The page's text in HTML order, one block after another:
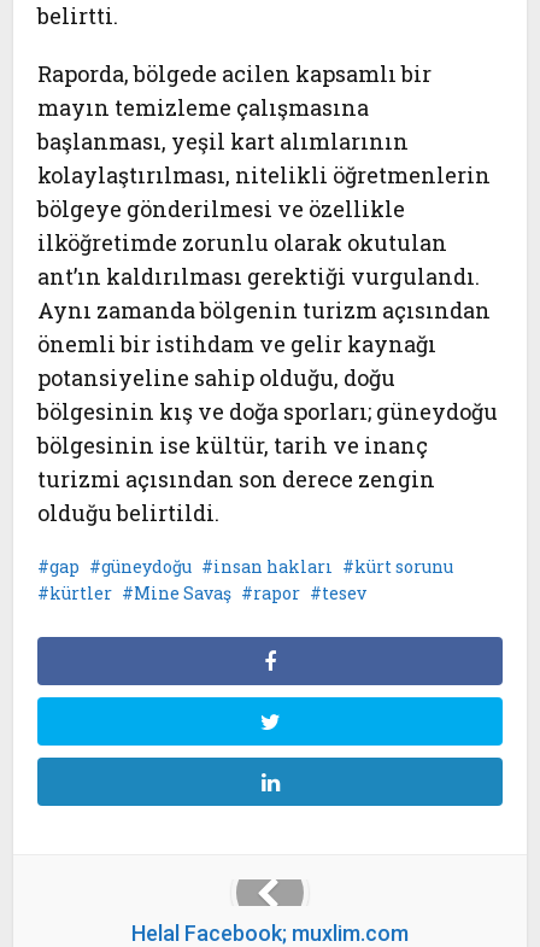
belirtti.
Raporda, bölgede acilen kapsamlı bir
mayın temizleme çalışmasına
başlanması, yeşil kart alımlarının
kolaylaştırılması, nitelikli öğretmenlerin
bölgeye gönderilmesi ve özellikle
ilköğretimde zorunlu olarak okutulan
ant’ın kaldırılması gerektiği vurgulandı.
Aynı zamanda bölgenin turizm açısından
önemli bir istihdam ve gelir kaynağı
potansiyeline sahip olduğu, doğu
bölgesinin kış ve doğa sporları; güneydoğu
bölgesinin ise kültür, tarih ve inanç
turizmi açısından son derece zengin
olduğu belirtildi.
gap güneydoğu insan hakları
kürt sorunu
kürtler
Mine Savaş rapor tesev
Helal Facebook; muxlim.com